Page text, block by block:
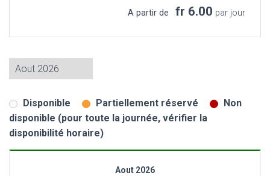
A partir de fr 6.00 par jour
Disponible Partiellement réservé
Non
disponible (pour toute la journée, vérifier la
disponibilité horaire)
Aout 2026